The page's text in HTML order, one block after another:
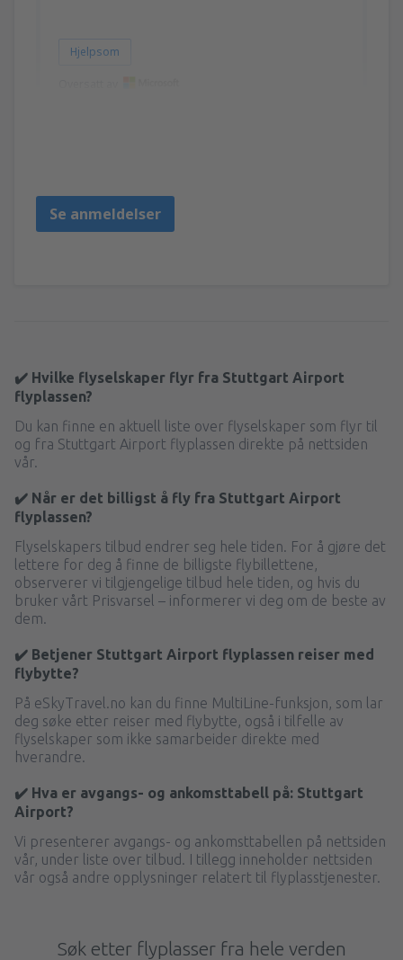
Hjelpsom
Se anmeldelser
✔️ Hvilke flyselskaper flyr fra Stuttgart Airport
flyplassen?
Du kan finne en aktuell liste over flyselskaper som flyr til
og fra Stuttgart Airport flyplassen direkte på nettsiden
vår.
✔️ Når er det billigst å fly fra Stuttgart Airport
flyplassen?
Flyselskapers tilbud endrer seg hele tiden. For å gjøre det
lettere for deg å finne de billigste flybillettene,
observerer vi tilgjengelige tilbud hele tiden, og hvis du
bruker vårt Prisvarsel – informerer vi deg om de beste av
dem.
✔️ Betjener Stuttgart Airport flyplassen reiser med
flybytte?
På eSkyTravel.no kan du finne MultiLine-funksjon, som lar
deg søke etter reiser med flybytte, også i tilfelle av
flyselskaper som ikke samarbeider direkte med
hverandre.
✔️ Hva er avgangs- og ankomsttabell på: Stuttgart
Airport?
Vi presenterer avgangs- og ankomsttabellen på nettsiden
vår, under liste over tilbud. I tillegg inneholder nettsiden
vår også andre opplysninger relatert til flyplasstjenester.
Søk etter flyplasser fra hele verden